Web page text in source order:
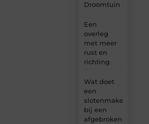
Droomtuin
Een
overleg
met meer
rust en
richting
Wat doet
een
slotenmaker
bij een
afgebroken